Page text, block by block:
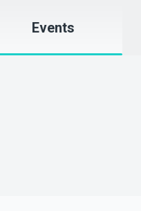
Events